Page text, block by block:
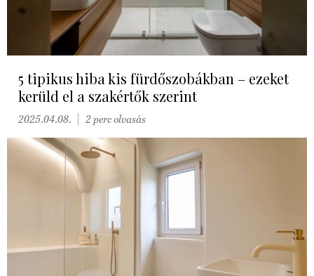
5 tipikus hiba kis fürdőszobákban – ezeket
kerüld el a szakértők szerint
2025.04.08. 2 perc olvasás